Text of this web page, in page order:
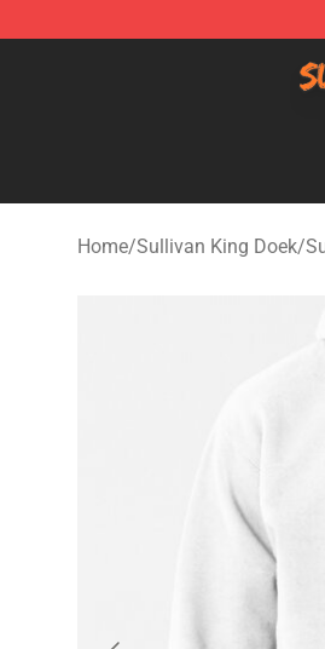
Sullivan King Shop - Official
Home/Sullivan King Doek/